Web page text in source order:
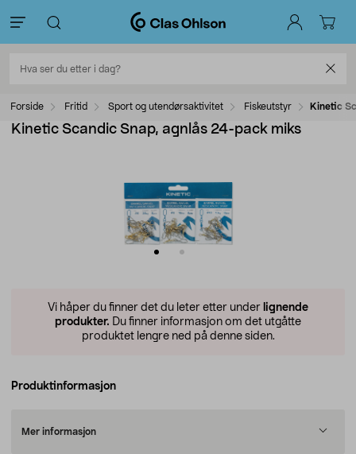
Forside Fritid Sport og utendørsaktivitet Fiskeutstyr Kinetic
Kinetic Scandic Snap, agnlås 24-pack miks
Vi håper du finner det du leter etter under lignende
produkter. Du finner informasjon om det utgåtte
produktet lengre ned på denne siden.
Produktinformasjon
Mer informasjon